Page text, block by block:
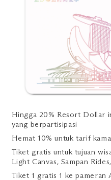
Hingga 20% Resort Dollar
yang berpartisipasi
Hemat 10% untuk tarif
Tiket gratis untuk tujuan
Light Canvas, Sampan
Tiket 1 gratis 1 ke pameran